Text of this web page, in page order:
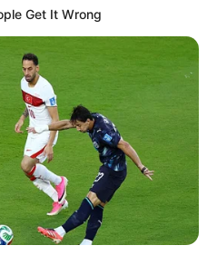
Get It Wrong